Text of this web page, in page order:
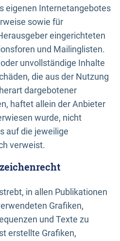
eigenen Internetangebotes
sowie für
eingerichteten
und Mailinglisten.
unvollständige Inhalte
die aus der Nutzung
dargebotener
haftet allein der Anbieter
wurde, nicht
auf die jeweilige
verweist.
in allen Publikationen
Grafiken,
und Texte zu
erstellte Grafiken,